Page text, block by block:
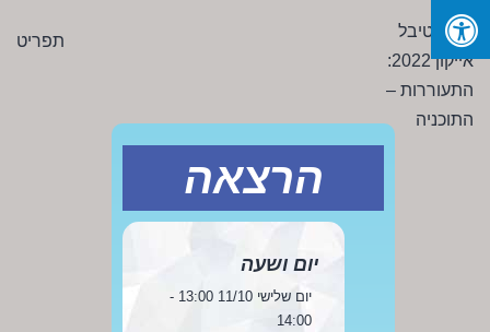
Skip
content
פסטיבל
אייקון
2022:
התעוררות
תפריט
הרצאה
יום ושעה
יום שלישי 11/10 13:00 -
14:00